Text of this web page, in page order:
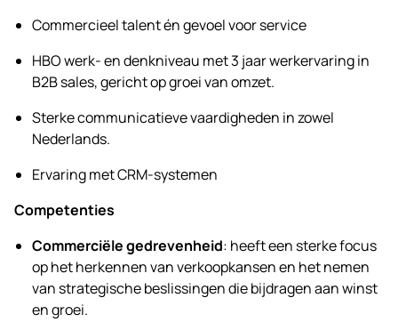
Commercieel talent én gevoel voor service
HBO werk- en denkniveau met 3 jaar werkervaring in
B2B sales, gericht op groei van omzet.
Sterke communicatieve vaardigheden in zowel
Nederlands.
Ervaring met CRM-systemen
Competenties
Commerciële gedrevenheid: heeft een sterke focus
op het herkennen van verkoopkansen en het nemen
van strategische beslissingen die bijdragen aan winst
en groei.